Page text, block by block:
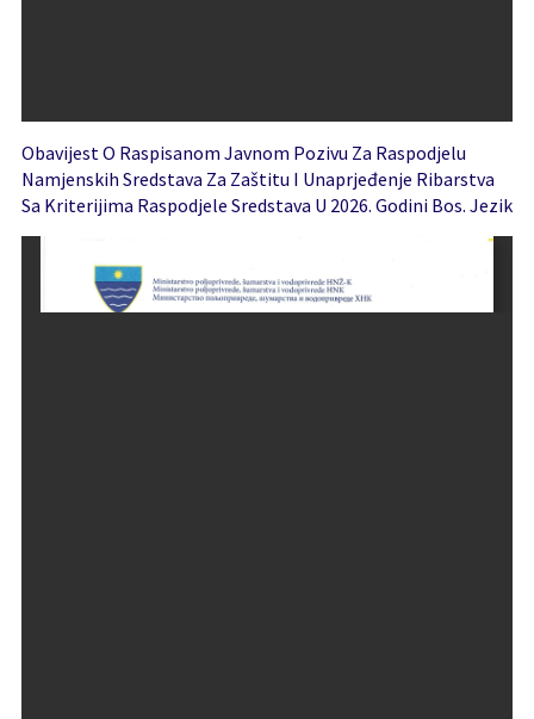
Obavijest O Raspisanom Javnom Pozivu Za Raspodjelu
Namjenskih Sredstava Za Zaštitu I Unaprjeđenje Ribarstva
Sa Kriterijima Raspodjele Sredstava U 2026. Godini Bos. Jezik